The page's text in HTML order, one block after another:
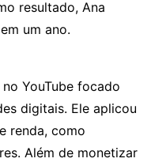
resultado, Ana
um ano.
YouTube focado
digitais. Ele aplicou
renda, como
Além de monetizar